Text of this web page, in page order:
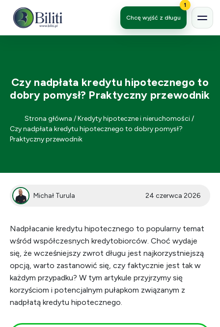
Chcę wyjść z długu
1
Czy nadpłata kredytu hipotecznego to
dobry pomysł? Praktyczny przewodnik
Strona główna /Kredyty hipoteczne i nieruchomości/
Czy nadpłata kredytu hipotecznego to dobry pomysł?
Praktyczny przewodnik
Michał Turula 24 czerwca 2026
Nadpłacanie kredytu hipotecznego to popularny temat
wśród współczesnych kredytobiorców. Choć wydaje
się, że wcześniejszy zwrot długu jest najkorzystniejszą
opcją, warto zastanowić się, czy faktycznie jest tak w
każdym przypadku? W tym artykule przyjrzymy się
korzyściom i potencjalnym pułapkom związanym z
nadpłatą kredytu hipotecznego.